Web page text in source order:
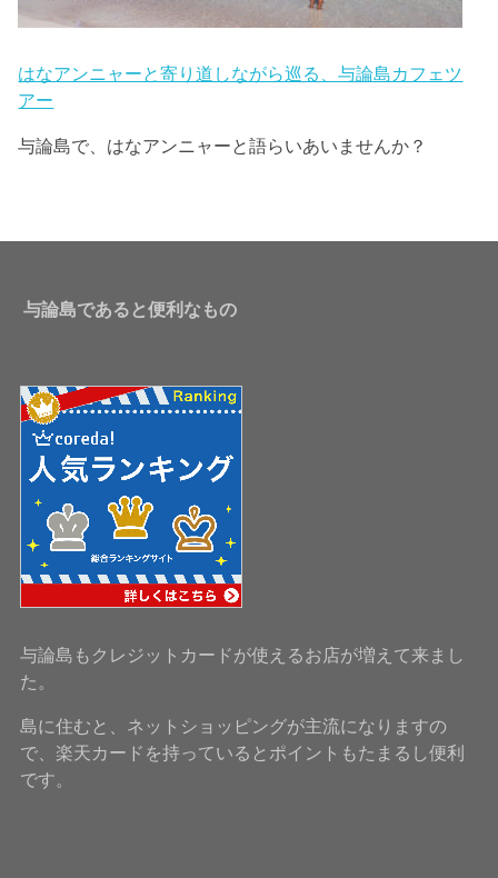
はなアンニャーと寄り道しながら巡る、与論島カフェツ
アー
与論島で、はなアンニャーと語らいあいませんか？
与論島であると便利なもの
与論島もクレジットカードが使えるお店が増えて来まし
た。
島に住むと、ネットショッピングが主流になりますの
で、楽天カードを持っているとポイントもたまるし便利
です。